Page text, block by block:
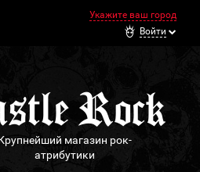
Укажите ваш город
Войти
магазин рок-
атрибутики